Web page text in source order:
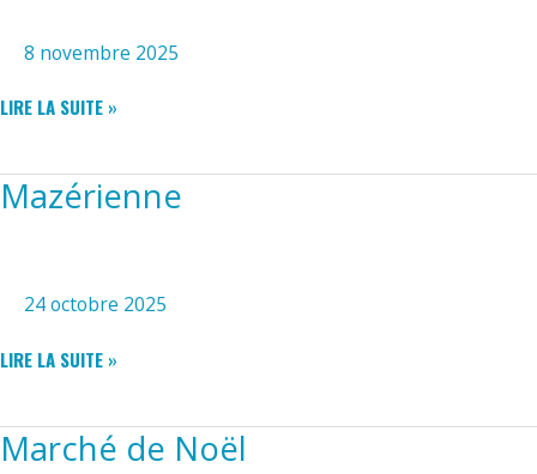
8 novembre 2025
CÉRÉMONIE
NOVEMBRE
LIRE LA SUITE »
Mazérienne
24 octobre 2025
MAZÉRIENNE
LIRE LA SUITE »
Marché de Noël